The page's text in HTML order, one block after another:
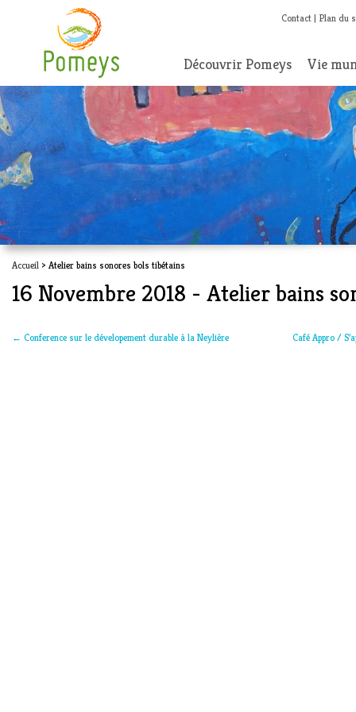
Contact Plan du
Découvrir Pomeys Vie
Accueil > Atelier bains sonores bols tibétains
16 Novembre 2018 - Atelier bains
← Conference sur le dévelopement durable à la Neylière Café Appro /